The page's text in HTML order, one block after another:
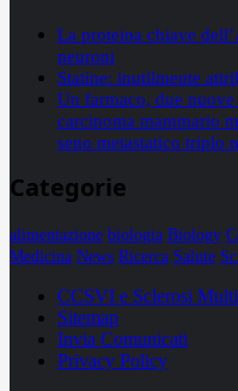
La proteina chiave
neuroni
Statine: inutilmente
Un farmaco, due
carcinoma mammario
seno metastatico triplo
Categorie
alimentazione biologia Biology
Medicina News Ricerca Salute
CCSVI e Sclerosi
Sitemap
Invia Comunicati
Privacy Policy